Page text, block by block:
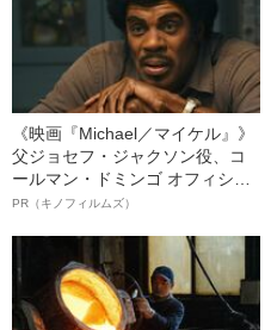
《映画『Michael／マイケル』》
父ジョセフ・ジャクソン役、コ
ールマン・ドミンゴ オフィシャ
ルインタビュー“観客を魅了した
語る”《日本興収70億円突破》
PR（キノフィルムズ）